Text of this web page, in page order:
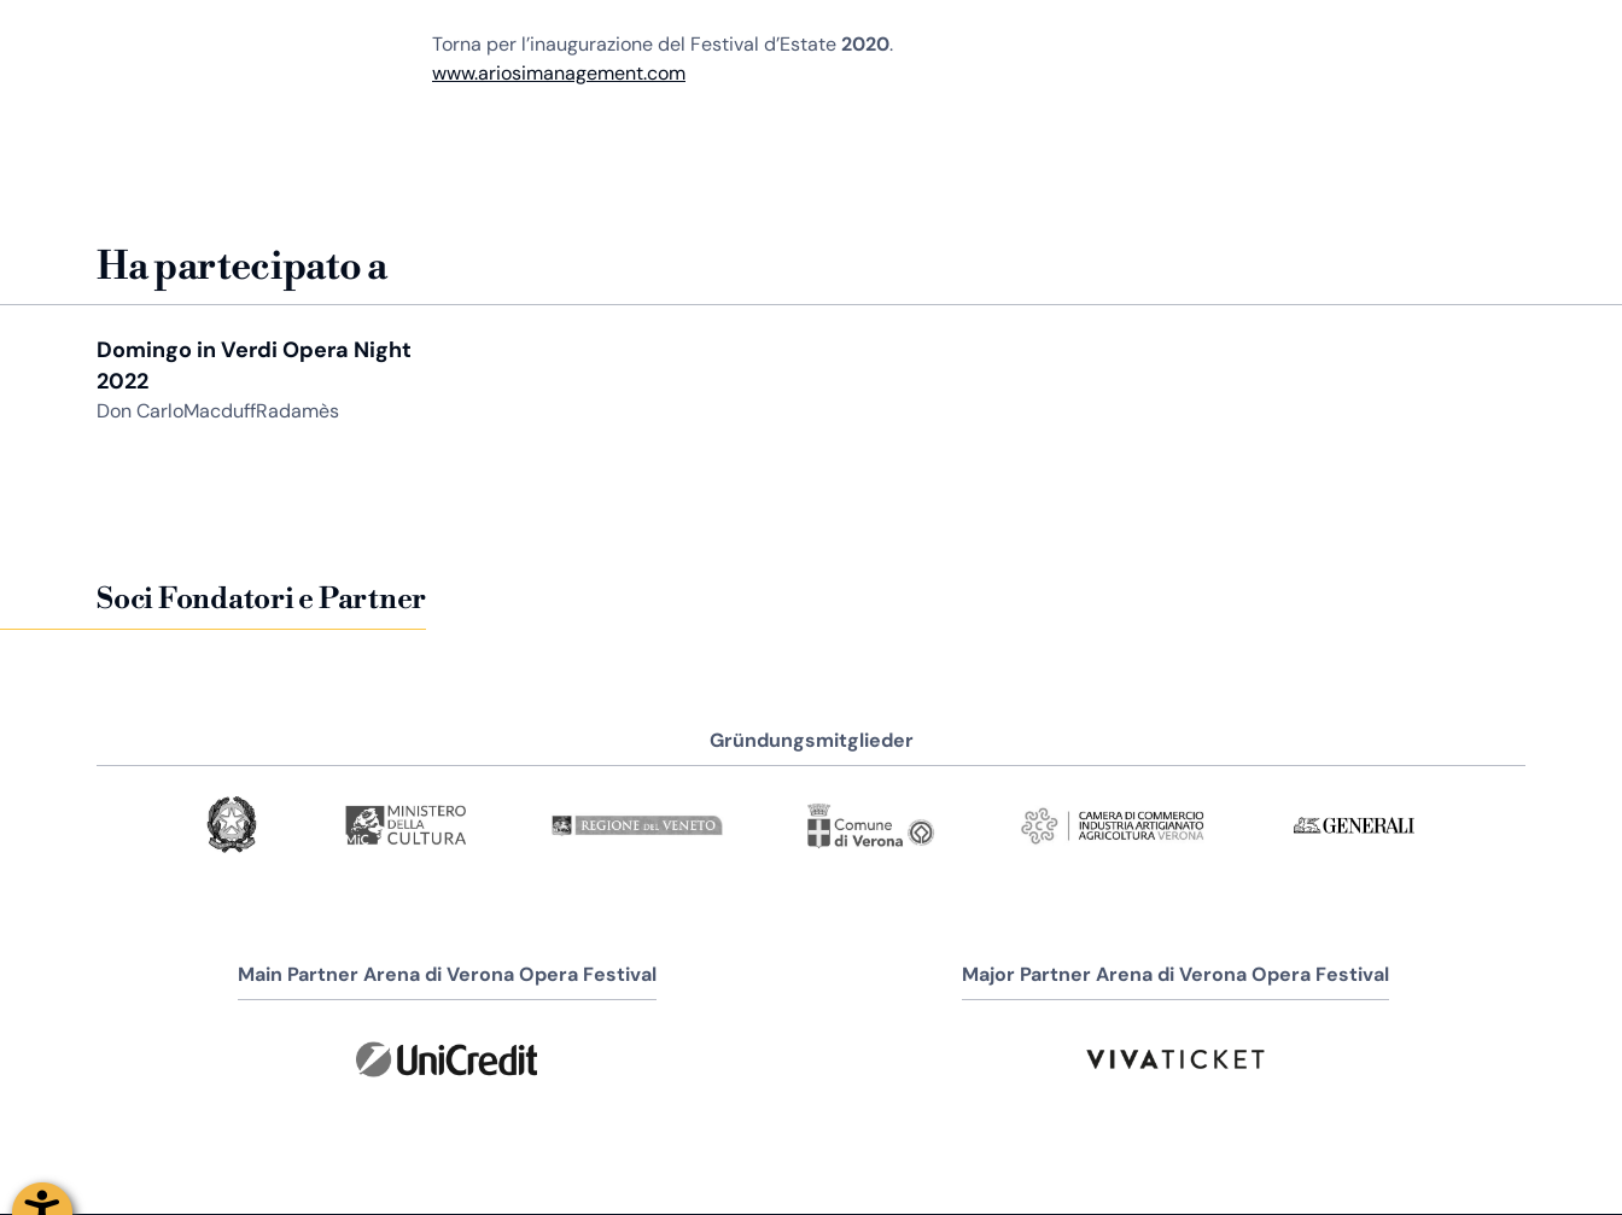
Torna per l’inaugurazione del Festival d’Estate2020.
www.ariosimanagement.com
Ha partecipato a
Domingo in Verdi Opera Night
2022
Don CarloMacduffRadamès
Soci Fondatori e Partner
Gründungsmitglieder
Main Partner Arena di Verona Opera Festival Major Partner Arena di Verona Opera Festival